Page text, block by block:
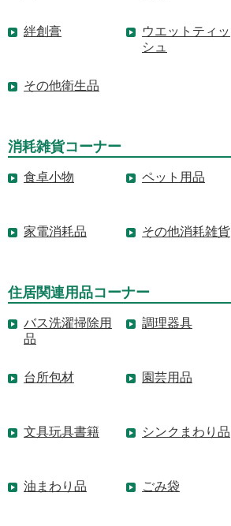
絆創膏
ウエットティッ
シュ
その他衛生品
消耗雑貨コーナー
食卓小物 ペット用品
家電消耗品 その他消耗雑貨
住居関連用品コーナー
バス洗濯掃除用
品
調理器具
台所包材 園芸用品
文具玩具書籍 シンクまわり品
油まわり品 ごみ袋